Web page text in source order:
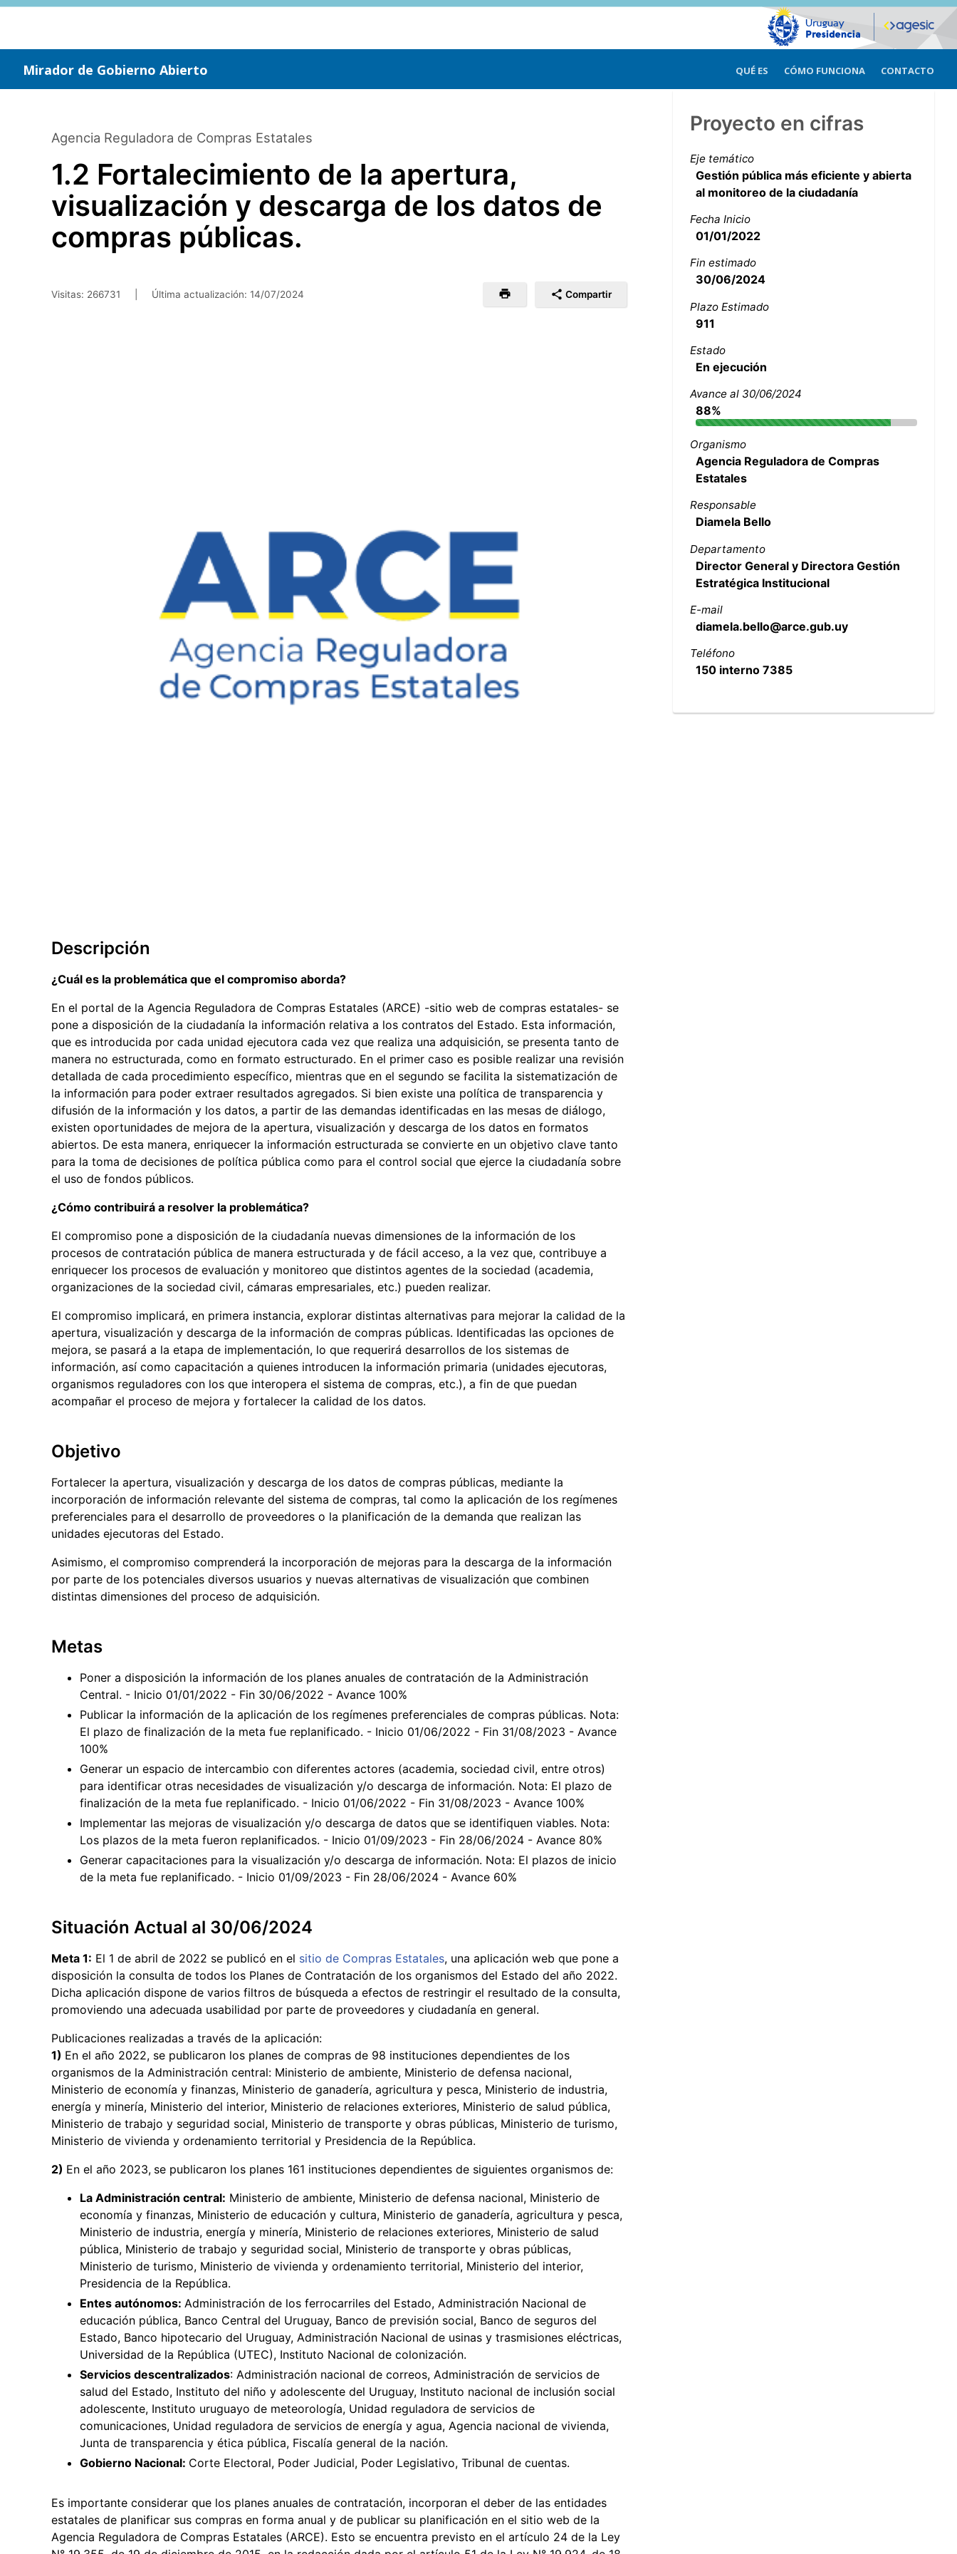
Saltar
Mirador de Gobierno Abierto QUÉ ES CÓMO FUNCIONA CONTACTO
Agencia Reguladora de Compras Estatales
1.2 Fortalecimiento de la apertura,
visualización y descarga de los datos de
compras públicas.
Visitas: 266731 Última actualización: 14/07/2024 Compartir
Descripción
¿Cuál es la problemática que el compromiso aborda?
En el portal de la Agencia Reguladora de Compras Estatales (ARCE) -sitio web de compras estatales- se
pone a disposición de la ciudadanía la información relativa a los contratos del Estado. Esta información,
que es introducida por cada unidad ejecutora cada vez que realiza una adquisición, se presenta tanto de
manera no estructurada, como en formato estructurado. En el primer caso es posible realizar una revisión
detallada de cada procedimiento específico, mientras que en el segundo se facilita la sistematización de
la información para poder extraer resultados agregados. Si bien existe una política de transparencia y
difusión de la información y los datos, a partir de las demandas identificadas en las mesas de diálogo,
existen oportunidades de mejora de la apertura, visualización y descarga de los datos en formatos
abiertos. De esta manera, enriquecer la información estructurada se convierte en un objetivo clave tanto
para la toma de decisiones de política pública como para el control social que ejerce la ciudadanía sobre
el uso de fondos públicos.
¿Cómo contribuirá a resolver la problemática?
El compromiso pone a disposición de la ciudadanía nuevas dimensiones de la información de los
procesos de contratación pública de manera estructurada y de fácil acceso, a la vez que, contribuye a
enriquecer los procesos de evaluación y monitoreo que distintos agentes de la sociedad (academia,
organizaciones de la sociedad civil, cámaras empresariales, etc.) pueden realizar.
El compromiso implicará, en primera instancia, explorar distintas alternativas para mejorar la calidad de la
apertura, visualización y descarga de la información de compras públicas. Identificadas las opciones de
mejora, se pasará a la etapa de implementación, lo que requerirá desarrollos de los sistemas de
información, así como capacitación a quienes introducen la información primaria (unidades ejecutoras,
organismos reguladores con los que interopera el sistema de compras, etc.), a fin de que puedan
acompañar el proceso de mejora y fortalecer la calidad de los datos.
Objetivo
Fortalecer la apertura, visualización y descarga de los datos de compras públicas, mediante la
incorporación de información relevante del sistema de compras, tal como la aplicación de los regímenes
preferenciales para el desarrollo de proveedores o la planificación de la demanda que realizan las
unidades ejecutoras del Estado.
Asimismo, el compromiso comprenderá la incorporación de mejoras para la descarga de la información
por parte de los potenciales diversos usuarios y nuevas alternativas de visualización que combinen
distintas dimensiones del proceso de adquisición.
Metas
Poner a disposición la información de los planes anuales de contratación de la Administración
Central. - Inicio 01/01/2022 - Fin 30/06/2022 - Avance 100%
Publicar la información de la aplicación de los regímenes preferenciales de compras públicas. Nota:
El plazo de finalización de la meta fue replanificado. - Inicio 01/06/2022 - Fin 31/08/2023 - Avance
100%
Generar un espacio de intercambio con diferentes actores (academia, sociedad civil, entre otros)
para identificar otras necesidades de visualización y/o descarga de información. Nota: El plazo de
finalización de la meta fue replanificado. - Inicio 01/06/2022 - Fin 31/08/2023 - Avance 100%
Implementar las mejoras de visualización y/o descarga de datos que se identifiquen viables. Nota:
Los plazos de la meta fueron replanificados. - Inicio 01/09/2023 - Fin 28/06/2024 - Avance 80%
Generar capacitaciones para la visualización y/o descarga de información. Nota: El plazos de inicio
de la meta fue replanificado. - Inicio 01/09/2023 - Fin 28/06/2024 - Avance 60%
Situación Actual al 30/06/2024
Meta 1: El 1 de abril de 2022 se publicó en el sitio de Compras Estatales, una aplicación web que pone a
disposición la consulta de todos los Planes de Contratación de los organismos del Estado del año 2022.
Dicha aplicación dispone de varios filtros de búsqueda a efectos de restringir el resultado de la consulta,
promoviendo una adecuada usabilidad por parte de proveedores y ciudadanía en general.
Publicaciones realizadas a través de la aplicación:
1) En el año 2022, se publicaron los planes de compras de 98 instituciones dependientes de los
organismos de la Administración central: Ministerio de ambiente, Ministerio de defensa nacional,
Ministerio de economía y finanzas, Ministerio de ganadería, agricultura y pesca, Ministerio de industria,
energía y minería, Ministerio del interior, Ministerio de relaciones exteriores, Ministerio de salud pública,
Ministerio de trabajo y seguridad social, Ministerio de transporte y obras públicas, Ministerio de turismo,
Ministerio de vivienda y ordenamiento territorial y Presidencia de la República.
2) En el año 2023, se publicaron los planes 161 instituciones dependientes de siguientes organismos de:
La Administración central: Ministerio de ambiente, Ministerio de defensa nacional, Ministerio de
economía y finanzas, Ministerio de educación y cultura, Ministerio de ganadería, agricultura y pesca,
Ministerio de industria, energía y minería, Ministerio de relaciones exteriores, Ministerio de salud
pública, Ministerio de trabajo y seguridad social, Ministerio de transporte y obras públicas,
Ministerio de turismo, Ministerio de vivienda y ordenamiento territorial, Ministerio del interior,
Presidencia de la República.
Entes autónomos: Administración de los ferrocarriles del Estado, Administración Nacional de
educación pública, Banco Central del Uruguay, Banco de previsión social, Banco de seguros del
Estado, Banco hipotecario del Uruguay, Administración Nacional de usinas y trasmisiones eléctricas,
Universidad de la República (UTEC), Instituto Nacional de colonización.
Servicios descentralizados: Administración nacional de correos, Administración de servicios de
salud del Estado, Instituto del niño y adolescente del Uruguay, Instituto nacional de inclusión social
adolescente, Instituto uruguayo de meteorología, Unidad reguladora de servicios de
comunicaciones, Unidad reguladora de servicios de energía y agua, Agencia nacional de vivienda,
Junta de transparencia y ética pública, Fiscalía general de la nación.
Gobierno Nacional: Corte Electoral, Poder Judicial, Poder Legislativo, Tribunal de cuentas.
Es importante considerar que los planes anuales de contratación, incorporan el deber de las entidades
estatales de planificar sus compras en forma anual y de publicar su planificación en el sitio web de la
Agencia Reguladora de Compras Estatales (ARCE). Esto se encuentra previsto en el artículo 24 de la Ley
Proyecto en cifras
Eje temático
Gestión pública más eficiente y abierta
al monitoreo de la ciudadanía
Fecha Inicio
01/01/2022
Fin estimado
30/06/2024
Plazo Estimado
911
Estado
En ejecución
Avance al 30/06/2024
88%
Organismo
Agencia Reguladora de Compras
Estatales
Responsable
Diamela Bello
Departamento
Director General y Directora Gestión
Estratégica Institucional
E-mail
diamela.bello@arce.gub.uy
Teléfono
150 interno 7385